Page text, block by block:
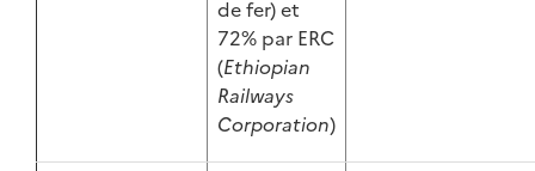
de fer) et
72% par ERC
(Ethiopian
Railways
Corporation)